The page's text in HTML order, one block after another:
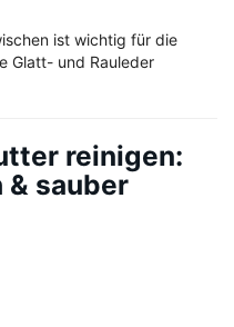
ist wichtig für die
Glatt- und Rauleder
reinigen:
sauber